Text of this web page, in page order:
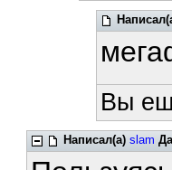
Вы
Написал(а) slam